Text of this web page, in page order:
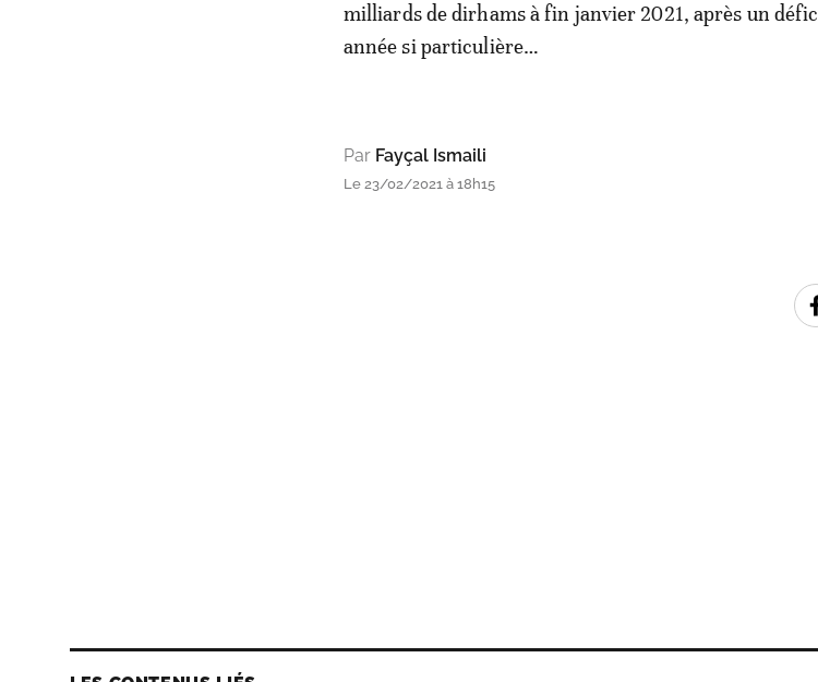
milliards de dirhams à fin janvier 2021, après un
année si particulière…
Par Fayçal Ismaili
Le 23/02/2021 à 18h15